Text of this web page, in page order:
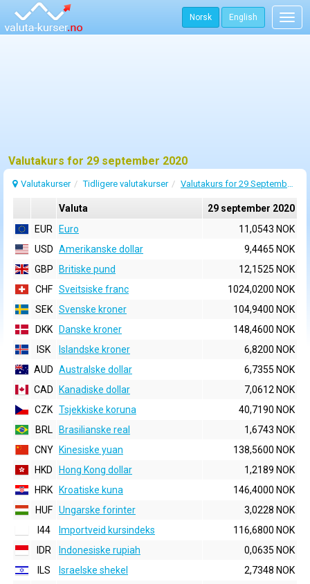
Norsk English
Valutakurs for 29 september 2020
Valutakurser Tidligere valutakurser Valutakurs for 29 September 2020
Valuta
29 september 2020
EUR
Euro
11,0543 NOK
USD Amerikanske dollar
9,4465 NOK
GBP
Britiske pund
12,1525 NOK
CHF Sveitsiske franc
1024,0200 NOK
SEK Svenske kroner
104,9400 NOK
DKK
Danske kroner
148,4600 NOK
ISK
Islandske kroner
6,8200 NOK
AUD Australske dollar
6,7355 NOK
CAD
Kanadiske dollar
7,0612 NOK
CZK Tsjekkiske koruna
40,7190 NOK
BRL
Brasilianske real
1,6743 NOK
CNY
Kinesiske yuan
138,5600 NOK
HKD
Hong Kong dollar
1,2189 NOK
HRK
Kroatiske kuna
146,4000 NOK
HUF Ungarske forinter
3,0228 NOK
I44
Importveid kursindeks
116,6800 NOK
IDR
Indonesiske rupiah
0,0635 NOK
ILS
Israelske shekel
2,7348 NOK